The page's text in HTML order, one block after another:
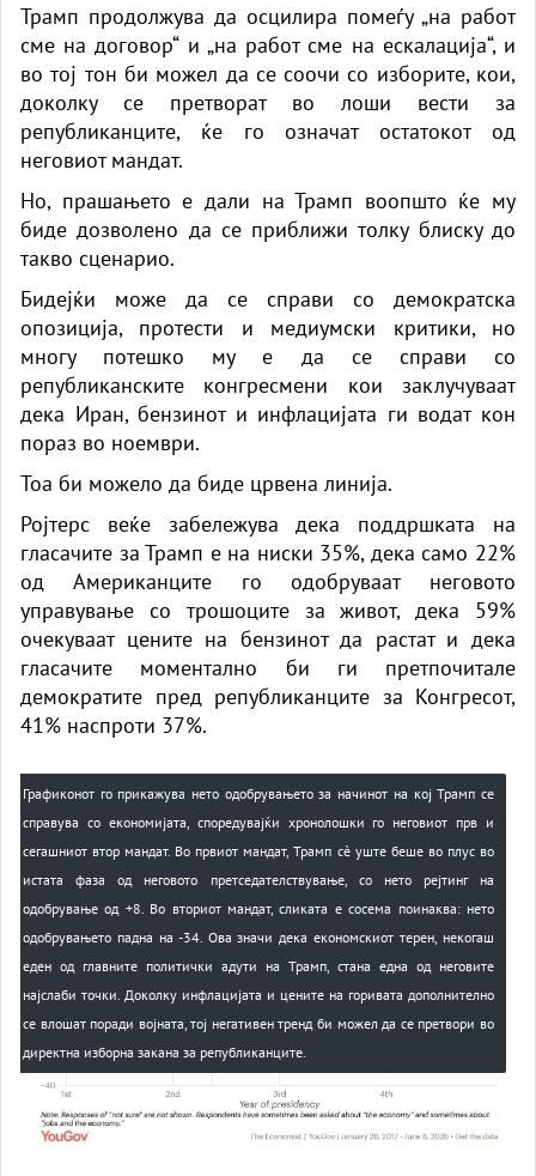
Трамп продолжува да осцилира помеѓу „на работ
сме на договор“ и „на работ сме на ескалација“, и
во тој тон би можел да се соочи со изборите, кои,
доколку се претворат во лоши вести за
републиканците, ќе го означат остатокот од
неговиот мандат.
Но, прашањето е дали на Трамп воопшто ќе му
биде дозволено да се приближи толку блиску до
такво сценарио.
Бидејќи може да се справи со демократска
опозиција, протести и медиумски критики, но
многу потешко му е да се справи со
републиканските конгресмени кои заклучуваат
дека Иран, бензинот и инфлацијата ги водат кон
пораз во ноември.
Тоа би можело да биде црвена линија.
Ројтерс веќе забележува дека поддршката на
гласачите за Трамп е на ниски 35%, дека само 22%
од Американците го одобруваат неговото
управување со трошоците за живот, дека 59%
очекуваат цените на бензинот да растат и дека
гласачите моментално би ги претпочитале
демократите пред републиканците за Конгресот,
41% наспроти 37%.
Графиконот го прикажува нето одобрувањето за начинот на кој Трамп се
справува со економијата, споредувајќи хронолошки го неговиот прв и
сегашниот втор мандат. Во првиот мандат, Трамп сè уште беше во плус во
истата фаза од неговото претседателствување, со нето рејтинг на
одобрување од +8. Во вториот мандат, сликата е сосема поинаква: нето
одобрувањето падна на -34. Ова значи дека економскиот терен, некогаш
еден од главните политички адути на Трамп, стана една од неговите
најслаби точки. Доколку инфлацијата и цените на горивата дополнително
се влошат поради војната, тој негативен тренд би можел да се претвори во
директна изборна закана за републиканците.